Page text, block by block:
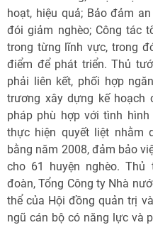
hoạt, hiệu quả; Bảo đảm
đói giảm nghèo; Công tác
trong từng lĩnh vực, trong
điểm để phát triển. Thủ
phải liên kết, phối hợp
trương xây dựng kế hoạch
pháp phù hợp với tình
thực hiện quyết liệt nhằm
bằng năm 2008, đảm bảo
cho 61 huyện nghèo.
đoàn, Tổng Công ty Nhà
thể của Hội đồng quản trị
ngũ cán bộ có năng lực và